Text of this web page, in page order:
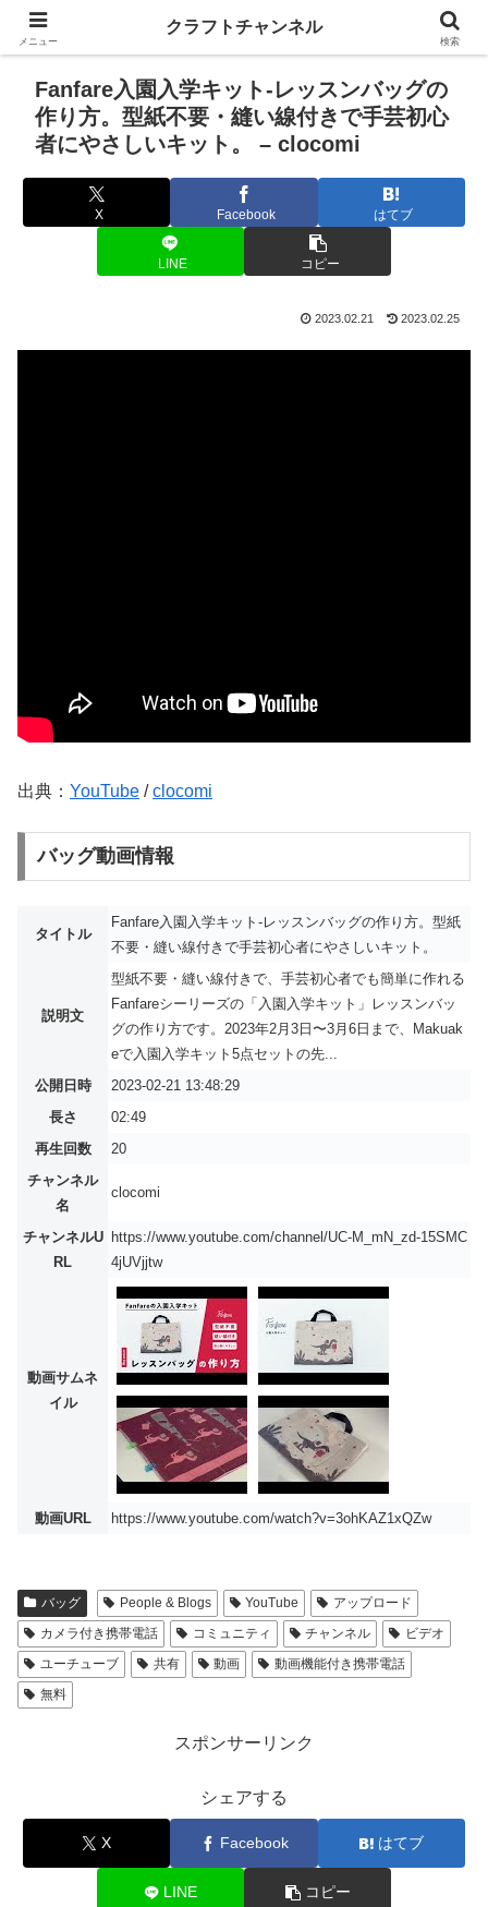
Fanfare入園入学キット-レッスンバッグの
作り方。型紙不要・縫い線付きで手芸初心
者にやさしいキット。 – clocomi
X Facebook はてブ
LINE コピー
2023.02.21 2023.02.25
出典： YouTube /clocomi
バッグ動画情報
タイトル
Fanfare入園入学キット-レッスンバッグの作り方。型紙
不要・縫い線付きで手芸初心者にやさしいキット。
説明文
型紙不要・縫い線付きで、手芸初心者でも簡単に作れる
Fanfareシーリーズの「入園入学キット」レッスンバッ
グの作り方です。2023年2月3日〜3月6日まで、Makuak
eで入園入学キット5点セットの先...
公開日時
2023-02-21 13:48:29
長さ
02:49
再生回数
20
チャンネル
名
clocomi
チャンネルU
RL
https://www.youtube.com/channel/UC-M_mN_zd-15SMC
4jUVjjtw
動画サムネ
イル
動画URL https://www.youtube.com/watch?v=3ohKAZ1xQZw
バッグ People & Blogs YouTube
アップロード
カメラ付き携帯電話
コミュニティ チャンネル
ビデオ
ユーチューブ
共有 動画
動画機能付き携帯電話
無料
スポンサーリンク
シェアする
X Facebook はてブ
LINE コピー
メニュー
クラフトチャンネル
検索